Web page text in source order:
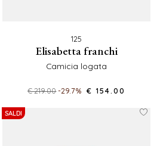
125
elisabetta franchi
camicia logata
€ 219.00-29.7% € 154.00
SALDI